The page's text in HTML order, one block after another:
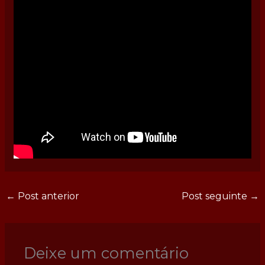
← Post anterior Post seguinte →
Deixe um comentário